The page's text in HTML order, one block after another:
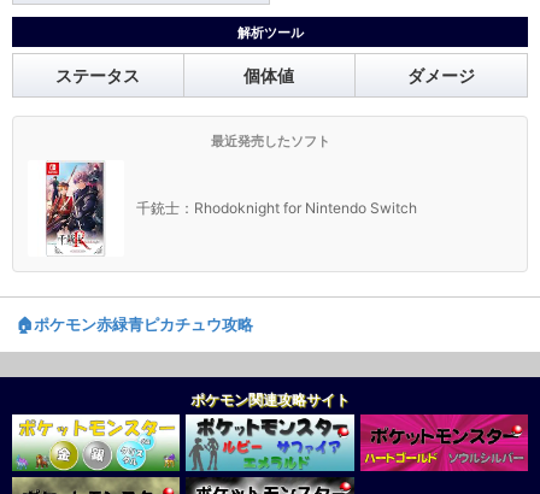
解析ツール
ステータス 個体値 ダメージ
最近発売したソフト
千銃士：Rhodoknight for Nintendo Switch
🏠️ポケモン赤緑青ピカチュウ攻略
ポケモン関連攻略サイト